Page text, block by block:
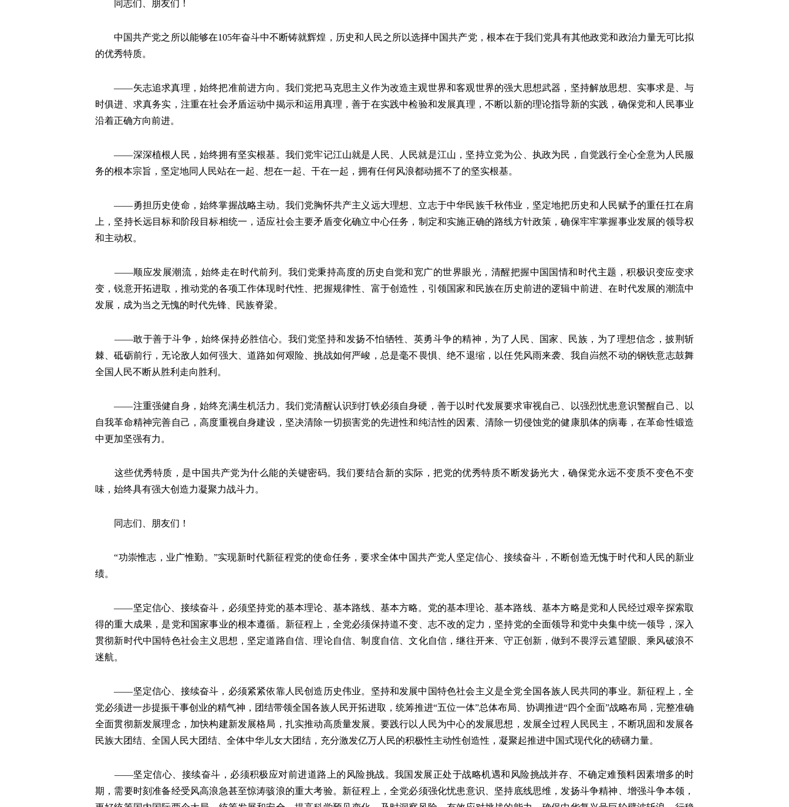
同志们、朋友们！
中国共产党之所以能够在105年奋斗中不断铸就辉煌，历史和人民之所以选择中国共产党，根本在于我们党具有其他政党和政治力量无可比拟
的优秀特质。
——矢志追求真理，始终把准前进方向。我们党把马克思主义作为改造主观世界和客观世界的强大思想武器，坚持解放思想、实事求是、与
时俱进、求真务实，注重在社会矛盾运动中揭示和运用真理，善于在实践中检验和发展真理，不断以新的理论指导新的实践，确保党和人民事业
沿着正确方向前进。
——深深植根人民，始终拥有坚实根基。我们党牢记江山就是人民、人民就是江山，坚持立党为公、执政为民，自觉践行全心全意为人民服
务的根本宗旨，坚定地同人民站在一起、想在一起、干在一起，拥有任何风浪都动摇不了的坚实根基。
——勇担历史使命，始终掌握战略主动。我们党胸怀共产主义远大理想、立志于中华民族千秋伟业，坚定地把历史和人民赋予的重任扛在肩
上，坚持长远目标和阶段目标相统一，适应社会主要矛盾变化确立中心任务，制定和实施正确的路线方针政策，确保牢牢掌握事业发展的领导权
和主动权。
——顺应发展潮流，始终走在时代前列。我们党秉持高度的历史自觉和宽广的世界眼光，清醒把握中国国情和时代主题，积极识变应变求
变，锐意开拓进取，推动党的各项工作体现时代性、把握规律性、富于创造性，引领国家和民族在历史前进的逻辑中前进、在时代发展的潮流中
发展，成为当之无愧的时代先锋、民族脊梁。
——敢于善于斗争，始终保持必胜信心。我们党坚持和发扬不怕牺牲、英勇斗争的精神，为了人民、国家、民族，为了理想信念，披荆斩
棘、砥砺前行，无论敌人如何强大、道路如何艰险、挑战如何严峻，总是毫不畏惧、绝不退缩，以任凭风雨来袭、我自岿然不动的钢铁意志鼓舞
全国人民不断从胜利走向胜利。
——注重强健自身，始终充满生机活力。我们党清醒认识到打铁必须自身硬，善于以时代发展要求审视自己、以强烈忧患意识警醒自己、以
自我革命精神完善自己，高度重视自身建设，坚决清除一切损害党的先进性和纯洁性的因素、清除一切侵蚀党的健康肌体的病毒，在革命性锻造
中更加坚强有力。
这些优秀特质，是中国共产党为什么能的关键密码。我们要结合新的实际，把党的优秀特质不断发扬光大，确保党永远不变质不变色不变
味，始终具有强大创造力凝聚力战斗力。
同志们、朋友们！
“功崇惟志，业广惟勤。”实现新时代新征程党的使命任务，要求全体中国共产党人坚定信心、接续奋斗，不断创造无愧于时代和人民的新业
绩。
——坚定信心、接续奋斗，必须坚持党的基本理论、基本路线、基本方略。党的基本理论、基本路线、基本方略是党和人民经过艰辛探索取
得的重大成果，是党和国家事业的根本遵循。新征程上，全党必须保持道不变、志不改的定力，坚持党的全面领导和党中央集中统一领导，深入
贯彻新时代中国特色社会主义思想，坚定道路自信、理论自信、制度自信、文化自信，继往开来、守正创新，做到不畏浮云遮望眼、乘风破浪不
迷航。
——坚定信心、接续奋斗，必须紧紧依靠人民创造历史伟业。坚持和发展中国特色社会主义是全党全国各族人民共同的事业。新征程上，全
党必须进一步提振干事创业的精气神，团结带领全国各族人民开拓进取，统筹推进“五位一体”总体布局、协调推进“四个全面”战略布局，完整准确
全面贯彻新发展理念，加快构建新发展格局，扎实推动高质量发展。要践行以人民为中心的发展思想，发展全过程人民民主，不断巩固和发展各
民族大团结、全国人民大团结、全体中华儿女大团结，充分激发亿万人民的积极性主动性创造性，凝聚起推进中国式现代化的磅礴力量。
——坚定信心、接续奋斗，必须积极应对前进道路上的风险挑战。我国发展正处于战略机遇和风险挑战并存、不确定难预料因素增多的时
期，需要时刻准备经受风高浪急甚至惊涛骇浪的重大考验。新征程上，全党必须强化忧患意识、坚持底线思维，发扬斗争精神、增强斗争本领，